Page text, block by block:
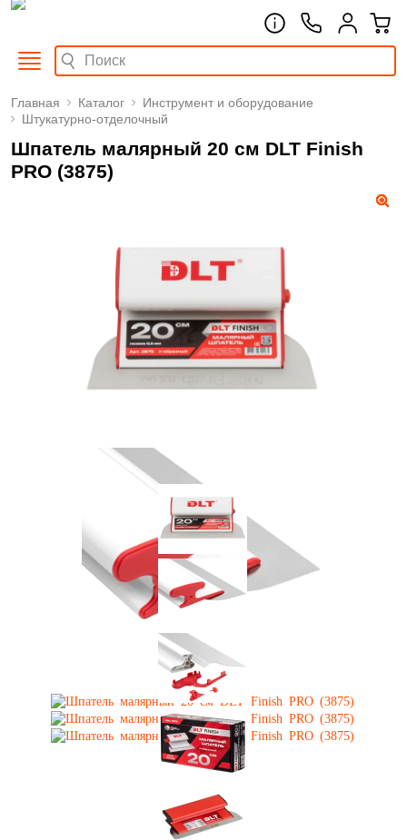
Главная Каталог
Инструмент и оборудование
Штукатурно-отделочный
Шпатель малярный 20 см DLT Finish
PRO (3875)